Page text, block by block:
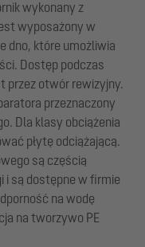
wykonany z
wyposażony w
dno, które umożliwia
Dostęp podczas
przez otwór rewizyjny.
przeznaczony
Dla klasy obciążenia
płytę odciążającą.
są częścią
i są dostępne w firmie
na wodę
na tworzywo PE